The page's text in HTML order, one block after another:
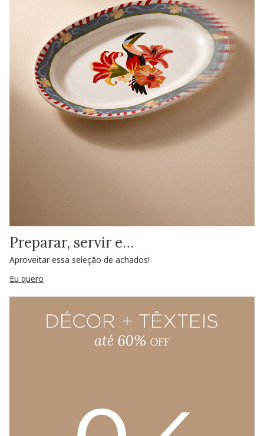
Preparar, servir e…
Aproveitar essa seleção de achados!
Eu quero